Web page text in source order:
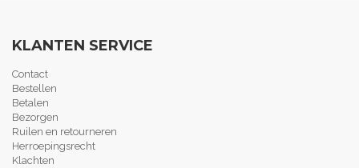
KLANTEN SERVICE
Contact
Bestellen
Betalen
Bezorgen
Ruilen en retourneren
Herroepingsrecht
Klachten